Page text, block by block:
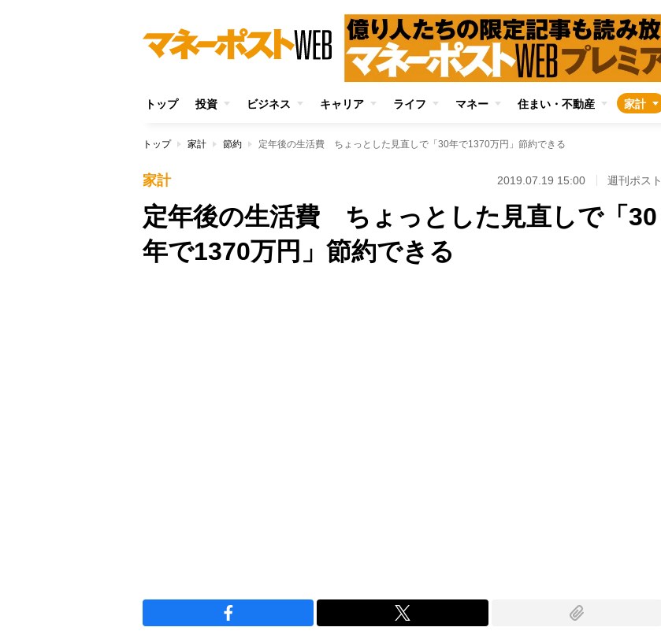
トップ 投資 ビジネス キャリア ライフ マネー 住まい・不動産 家計
トップ 家計 節約 定年後の生活費 ちょっとした見直しで「30年で1370万円」節約できる
家計 2019.07.19 15:00 週刊ポスト
定年後の生活費 ちょっとした見直しで「30
年で1370万円」節約できる